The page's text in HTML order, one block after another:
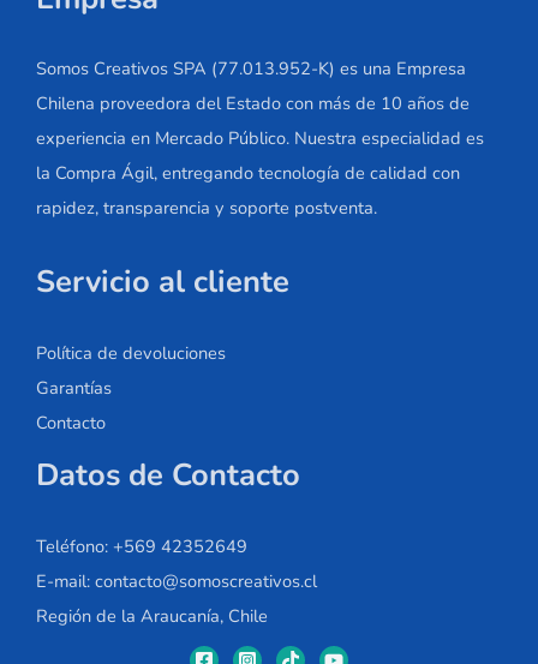
Somos Creativos SPA (77.013.952-K) es una Empresa
Chilena proveedora del Estado con más de 10 años de
experiencia en Mercado Público. Nuestra especialidad es
la Compra Ágil, entregando tecnología de calidad con
rapidez, transparencia y soporte postventa.
Servicio al cliente
Política de devoluciones
Garantías
Contacto
Datos de Contacto
Teléfono: +569 42352649
E-mail: contacto@somoscreativos.cl
Región de la Araucanía, Chile